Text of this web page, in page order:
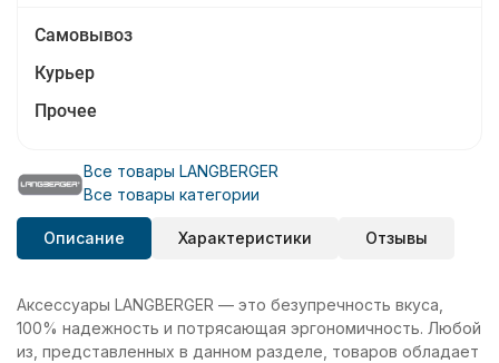
Самовывоз
Курьер
Прочее
Все товары LANGBERGER
Все товары категории
Описание Характеристики Отзывы
Аксессуары LANGBERGER — это безупречность вкуса,
100% надежность и потрясающая эргономичность. Любой
из, представленных в данном разделе, товаров обладает